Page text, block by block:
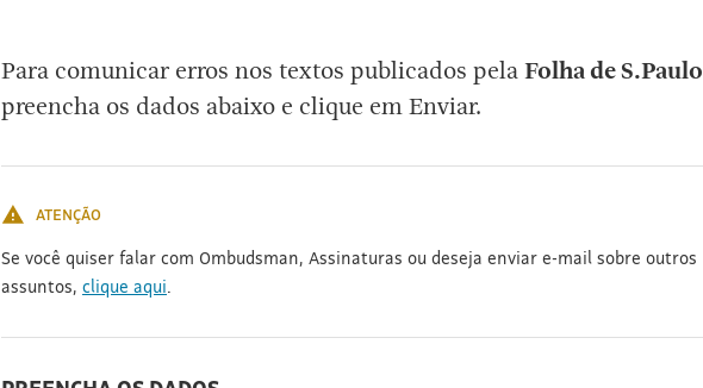
Para comunicar erros nos textos publicados pelaFolha de S.Paulo
preencha os dados abaixo e clique em Enviar.
ATENÇÃO
Se você quiser falar com Ombudsman, Assinaturas ou deseja enviar e-mail sobre outros
assuntos, clique aqui.